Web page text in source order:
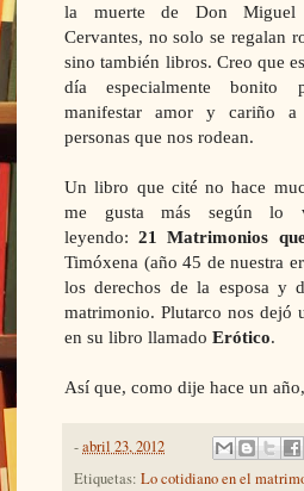
la muerte de Don Miguel
Cervantes, no solo se regalan
sino también libros. Creo que
día especialmente bonito
manifestar amor y cariño a
personas que nos rodean.
Un libro que cité no hace
me gusta más según lo
leyendo:21 Matrimonios
Timóxena (año 45 de nuestra
los derechos de la esposa y
matrimonio. Plutarco nos dejó
en su libro llamado Erótico.
Así que, como dije hace un año,
-abril 23, 2012
Etiquetas: Lo cotidiano en el